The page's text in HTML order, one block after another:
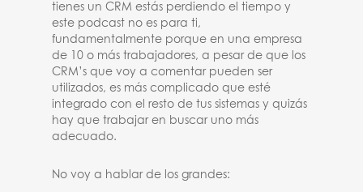
tienes un CRM estás perdiendo el tiempo y
este podcast no es para ti,
fundamentalmente porque en una empresa
de 10 o más trabajadores, a pesar de que los
CRM’s que voy a comentar pueden ser
utilizados, es más complicado que esté
integrado con el resto de tus sistemas y quizás
hay que trabajar en buscar uno más
adecuado.
No voy a hablar de los grandes: